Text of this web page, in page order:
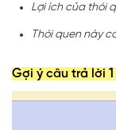
Lợi ích của thói
Thói quen này
Gợi ý câu trả lời